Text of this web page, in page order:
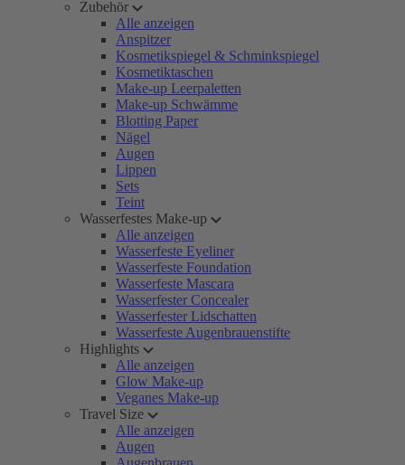
Zubehör
Alle anzeigen
Anspitzer
Kosmetikspiegel & Schminkspiegel
Kosmetiktaschen
Make-up Leerpaletten
Make-up Schwämme
Blotting Paper
Nägel
Augen
Lippen
Sets
Teint
Wasserfestes Make-up
Alle anzeigen
Wasserfeste Eyeliner
Wasserfeste Foundation
Wasserfeste Mascara
Wasserfester Concealer
Wasserfester Lidschatten
Wasserfeste Augenbrauenstifte
Highlights
Alle anzeigen
Glow Make-up
Veganes Make-up
Travel Size
Alle anzeigen
Augen